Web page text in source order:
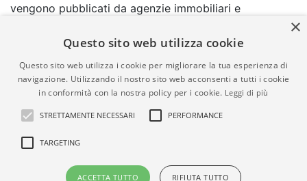
vengono pubblicati da agenzie immobiliari e
comporta l'approvazione o l'avallo da parte di
garanzia da parte di quest'ultima. immobiliare-italia.it
quindi non è responsabile della veridicità, della
correttezza, della completezza, della normativa in
materia di privacy e/o di alcun altro aspetto dei
suddetti annunci.
© Copyright 2007 - 2026
Powered by
×
Questo sito web utilizza cookie
Questo sito web utilizza i cookie per migliorare la tua esperienza di
navigazione. Utilizzando il nostro sito web acconsenti a tutti i cookie
in conformità con la nostra policy per i cookie. Leggi di più
STRETTAMENTE NECESSARI PERFORMANCE
TARGETING
ACCETTA TUTTO RIFIUTA TUTTO